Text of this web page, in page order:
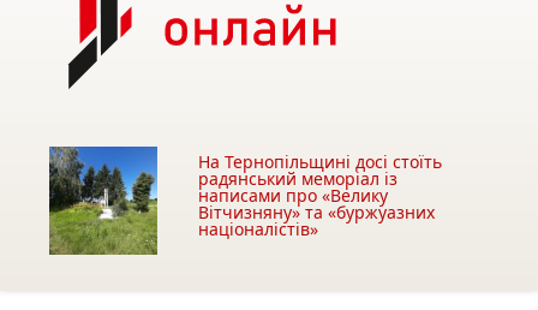
На Тернопільщині досі стоїть
радянський меморіал із
написами про «Велику
Вітчизняну» та «буржуазних
націоналістів»